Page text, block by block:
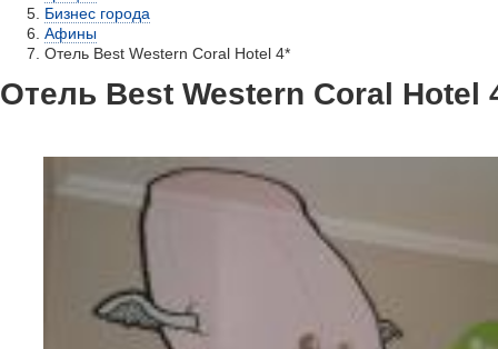
Бизнес города
Афины
Отель Best Western Coral Hotel 4*
Отель Best Western Coral Hotel